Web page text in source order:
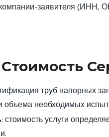
заявителя (ИНН,
труб напорных
объема необходимых
: стоимость услуги